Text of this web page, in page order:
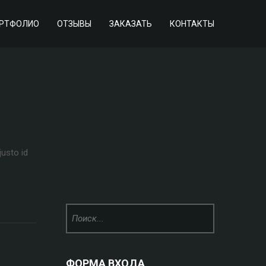
ОТЗЫВЫ ЗАКАЗАТЬ КОНТАКТЫ
id
ФОРМА ВХОДА